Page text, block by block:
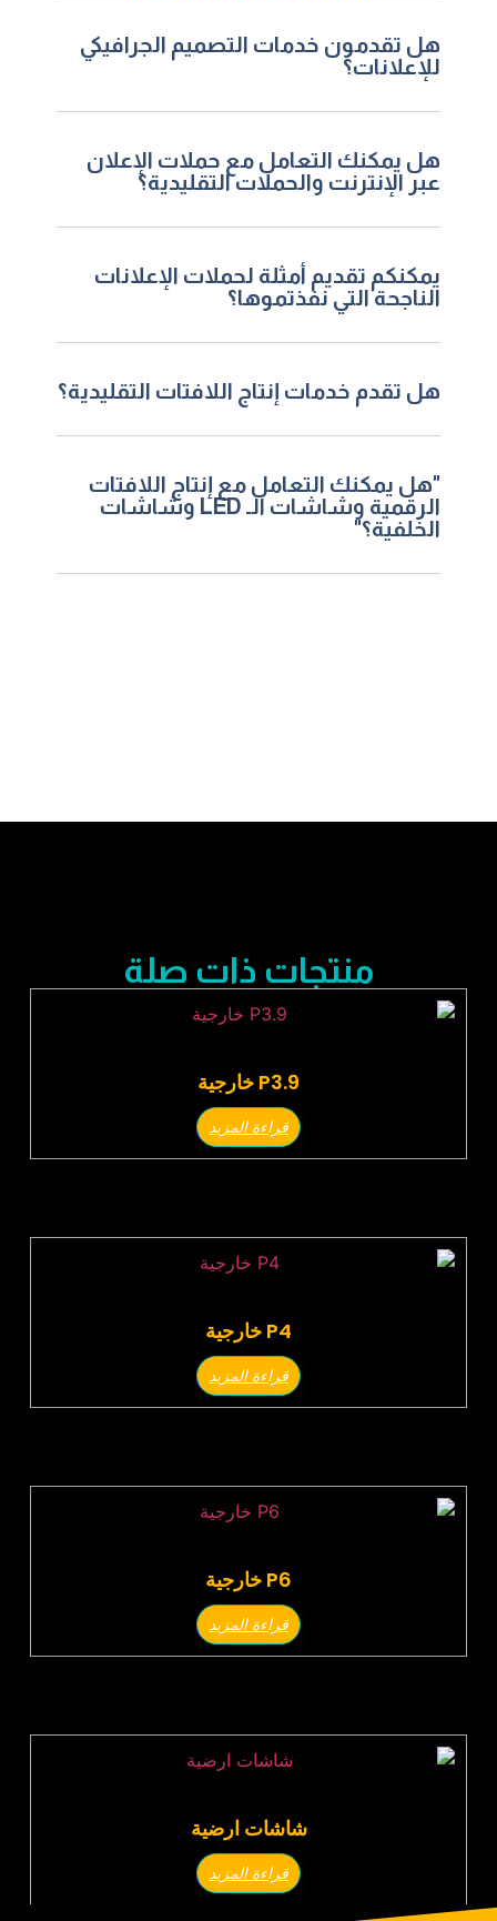
هل تقدمون خدمات التصميم الجرافيكي
للإعلانات؟
هل يمكنك التعامل مع حملات الإعلان
عبر الإنترنت والحملات التقليدية؟
يمكنكم تقديم أمثلة لحملات الإعلانات
الناجحة التي نفذتموها؟
هل تقدم خدمات إنتاج اللافتات التقليدية؟
"هل يمكنك التعامل مع إنتاج اللافتات
الرقمية وشاشات الـ LED وشاشات
الخلفية؟"
منتجات ذات صلة
P3.9 خارجية
قراءة المزيد
P4 خارجية
قراءة المزيد
P6 خارجية
قراءة المزيد
شاشات ارضية
قراءة المزيد